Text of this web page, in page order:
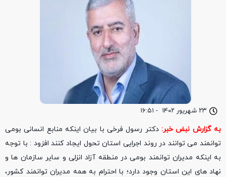
۲۳ شهریور ۱۴۰۲ - ۱۶:۵۱
به گزارش نبض خبر: دکتر رسول فرخی با بیان اینکه منابع انسانی بومی
توانمند می توانند در روند اجرایی استان تحول ایجاد کنند افزود : با توجه
به اینکه مدیران توانمند بومی در منطقه آزاد انزلی و سایر سازمان ها و
نهاد های این استان وجود دارد؛ با احترام به همه مدیران توانمند کشور،